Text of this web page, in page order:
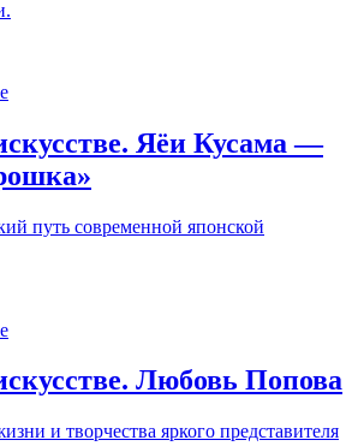
Яёи Кусама —
путь современной японской
Любовь Попова
и творчества яркого представителя